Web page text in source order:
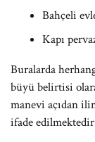
Bahçeli
Kapı
Buralarda
büyü belirtisi
manevi açıdan
ifade